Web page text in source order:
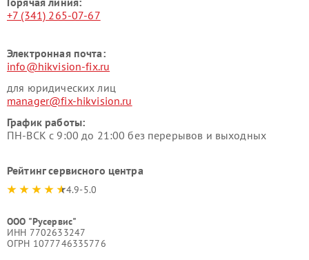
+7 (341) 265-07-67
Электронная почта:
info@hikvision-fix.ru
для юридических лиц
manager@fix-hikvision.ru
График работы:
ПН-ВСК с 9:00 до 21:00 без перерывов и выходных
Рейтинг сервисного центра
4.9-5.0
ООО "Русервис"
ИНН 7702633247
ОГРН 1077746335776